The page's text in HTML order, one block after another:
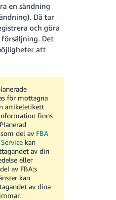
en sändning
Då tar
och göra
Det
att
för mottagna
artikeletikett
finns
del av FBA
kan
av din
eller
av FBA:s
kan
av dina